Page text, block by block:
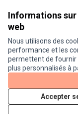
Informations
web
Nous utilisons des
performance et les
permettent de fournir
plus personnalisés à
Accepter
Conditions d'utilisation
Paramètres des
Je participe ! sur X
(Lien externe)
Je participe ! sur
Je participe